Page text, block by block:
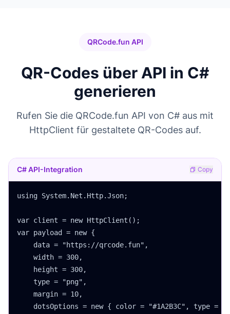
QRCode.fun API
QR-Codes über API in C#
generieren
Rufen Sie die QRCode.fun API von C# aus mit
HttpClient für gestaltete QR-Codes auf.
C# API-Integration Copy
using System.Net.Http.Json;
var client = new HttpClient();
var payload = new {
    data = "https://qrcode.fun",
    width = 300,
    height = 300,
    type = "png",
    margin = 10,
dotsOptions = new { color = "#1A2B3C", type =